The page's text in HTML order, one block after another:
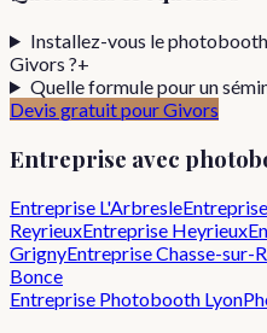
Installez-vous le
Givors ?+
Quelle formule pour un
Devis gratuit pourGivors
Entreprise avec
Entreprise L'ArbresleEntreprise
ReyrieuxEntreprise Heyrieux
GrignyEntrepriseChasse-sur-
Bonce
Entreprise Photobooth Lyon